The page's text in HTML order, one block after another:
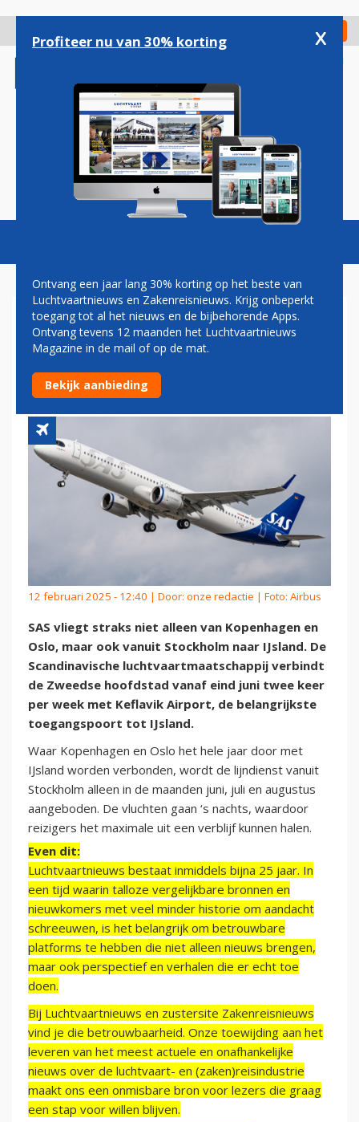
gaan
Check in
Magazine Podcasts Vacatures
SAS VAN DRIE
SCANDINAVISCHE HUBS
NAAR IJSLAND
12 februari 2025 - 12:40 | Door: onze redactie | Foto: Airbus
SAS vliegt straks niet alleen van Kopenhagen en
Oslo, maar ook vanuit Stockholm naar IJsland. De
Scandinavische luchtvaartmaatschappij verbindt
de Zweedse hoofdstad vanaf eind juni twee keer
per week met Keflavik Airport, de belangrijkste
toegangspoort tot IJsland.
Waar Kopenhagen en Oslo het hele jaar door met
IJsland worden verbonden, wordt de lijndienst vanuit
Stockholm alleen in de maanden juni, juli en augustus
aangeboden. De vluchten gaan ‘s nachts, waardoor
reizigers het maximale uit een verblijf kunnen halen.
Even dit:
Luchtvaartnieuws bestaat inmiddels bijna 25 jaar. In
een tijd waarin talloze vergelijkbare bronnen en
nieuwkomers met veel minder historie om aandacht
schreeuwen, is het belangrijk om betrouwbare
platforms te hebben die niet alleen nieuws brengen,
maar ook perspectief en verhalen die er echt toe
doen.
Bij Luchtvaartnieuws en zustersite Zakenreisnieuws
vind je die betrouwbaarheid. Onze toewijding aan het
leveren van het meest actuele en onafhankelijke
nieuws over de luchtvaart- en (zaken)reisindustrie
maakt ons een onmisbare bron voor lezers die graag
een stap voor willen blijven.
Profiteer nu van 30% korting x
Ontvang een jaar lang 30% korting op het beste van
Luchtvaartnieuws en Zakenreisnieuws. Krijg onbeperkt
toegang tot al het nieuws en de bijbehorende Apps.
Ontvang tevens 12 maanden het Luchtvaartnieuws
Magazine in de mail of op de mat.
Bekijk aanbieding